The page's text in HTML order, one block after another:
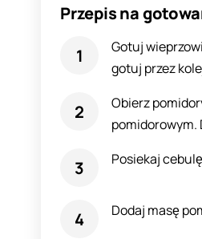
Przepis na
Gotuj
gotuj przez
Obierz
pomidorowym.
Posiekaj
Dodaj masę